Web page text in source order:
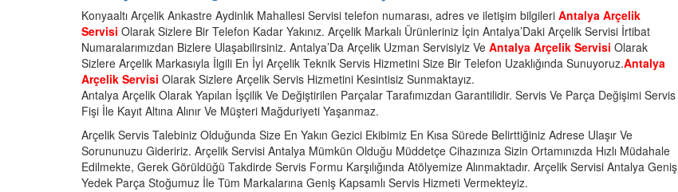
Konyaaltı Arçelik Ankastre Aydinlık Mahallesi Servisi telefon numarası, adres ve iletişim bilgileri Antalya Arçelik
Servisi Olarak Sizlere Bir Telefon Kadar Yakınız. Arçelik Markalı Ürünleriniz İçin Antalya’Daki Arçelik Servisi İrtibat
Numaralarımızdan Bizlere Ulaşabilirsiniz. Antalya’Da Arçelik Uzman Servisiyiz Ve Antalya Arçelik Servisi Olarak
Sizlere Arçelik Markasıyla İlgili En İyi Arçelik Teknik Servis Hizmetini Size Bir Telefon Uzaklığında Sunuyoruz.Antalya
Arçelik Servisi Olarak Sizlere Arçelik Servis Hizmetini Kesintisiz Sunmaktayız.
Antalya Arçelik Olarak Yapılan İşçilik Ve Değiştirilen Parçalar Tarafımızdan Garantilidir. Servis Ve Parça Değişimi Servis
Fişi İle Kayıt Altına Alınır Ve Müşteri Mağduriyeti Yaşanmaz.
Arçelik Servis Talebiniz Olduğunda Size En Yakın Gezici Ekibimiz En Kısa Sürede Belirttiğiniz Adrese Ulaşır Ve
Sorununuzu Gideririz. Arçelik Servisi Antalya Mümkün Olduğu Müddetçe Cihazınıza Sizin Ortamınızda Hızlı Müdahale
Edilmekte, Gerek Görüldüğü Takdirde Servis Formu Karşılığında Atölyemize Alınmaktadır. Arçelik Servisi Antalya Geniş
Yedek Parça Stoğumuz İle Tüm Markalarına Geniş Kapsamlı Servis Hizmeti Vermekteyiz.